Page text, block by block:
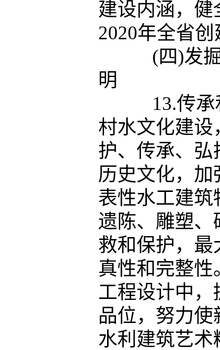
建设内涵，
2020年全省
(四)发掘
明
13.传承
村水文化建
护、传承、
历史文化，
表性水工建
遗陈、雕塑
救和保护，
真性和完整
工程设计中
品位，努力
水利建筑艺术